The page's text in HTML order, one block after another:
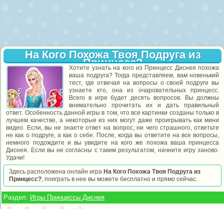
На Кого Похожа Твоя Подруга из
Принцесс?
Хотите узнать на кого из Принцесс Диснея похожа
ваша подруга? Тогда представляем, вам новенький
тест, где отвечая на вопросы о своей подруге вы
узнаете кто, она из очаровательных принцесс.
Всего в игре будет десять вопросов. Вы должны
внимательно прочитать их и дать правильный
ответ. Особенность данной игры в том, что все картинки созданы только в
лучшем качестве, а некоторые из них могут даже проигрывать как мини
видео. Если, вы не знаете ответ на вопрос, ни чего страшного, ответьте
не как о подруге, а как о себе. После, когда вы ответите на все вопросы,
немного подождите и вы увидите на кого же похожа ваша принцесса
Диснея. Если вы не согласны с таким результатом, начните игру заново.
Удачи!
Здесь расположена онлайн игра На Кого Похожа Твоя Подруга из
Принцесс?, поиграть в нее вы можете бесплатно и прямо сейчас.
Раздел: Игры Принцессы Диснея